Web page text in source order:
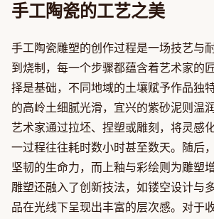
手工陶瓷的工艺之美
手工陶瓷雕塑的创作过程是一场技艺与
到烧制，每一个步骤都蕴含着艺术家的
择是基础，不同地域的土壤赋予作品独
的高岭土细腻光滑，宜兴的紫砂泥则温
艺术家通过拉坯、捏塑或雕刻，将灵感
一过程往往耗时数小时甚至数天。随后
坚韧的生命力，而上釉与彩绘则为雕塑
雕塑还融入了创新技法，如镂空设计与
品在光线下呈现出丰富的层次感。对于